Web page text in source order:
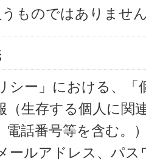
ものではありませ
シー」における、
（生存する個人に関
電話番号等を含む。
ールアドレス、パ